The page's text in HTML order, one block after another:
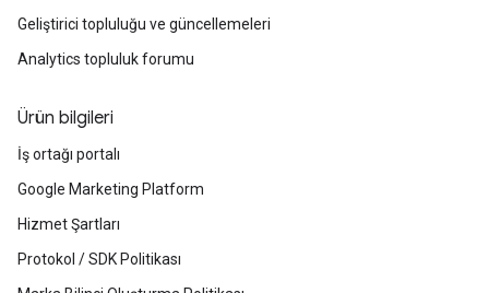
Geliştirici topluluğu ve güncellemeleri
Analytics topluluk forumu
Ürün bilgileri
İş ortağı portalı
Google Marketing Platform
Hizmet Şartları
Protokol / SDK Politikası